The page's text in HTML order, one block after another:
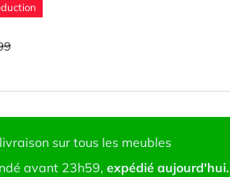
livraison sur tous les meubles
avant 23h59,expédié aujourd'hui.